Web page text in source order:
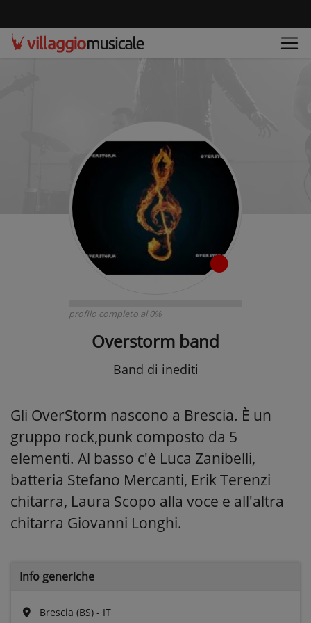
profilo completo al 0%
Overstorm band
Band di inediti
Gli OverStorm nascono a Brescia. È un
gruppo rock,punk composto da 5
elementi. Al basso c'è Luca Zanibelli,
batteria Stefano Mercanti, Erik Terenzi
chitarra, Laura Scopo alla voce e all'altra
chitarra Giovanni Longhi.
Info generiche
Brescia (BS) - IT